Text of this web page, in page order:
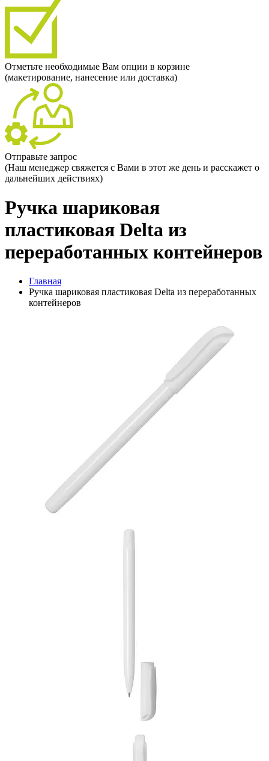
Отметьте необходимые Вам опции в корзине
(макетирование, нанесение или доставка)
Отправьте запрос
(Наш менеджер свяжется с Вами в этот же день и расскажет о
дальнейших действиях)
Ручка шариковая
пластиковая Delta из
переработанных контейнеров
Главная
Ручка шариковая пластиковая Delta из переработанных
контейнеров